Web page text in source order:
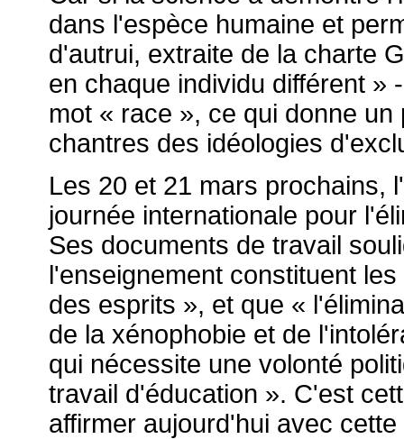
dans l'espèce humaine et
d'autrui, extraite de la charte
en chaque individu différent »
mot « race », ce qui donne
chantres des idéologies
Les 20 et 21 mars prochains,
journée internationale pour
Ses documents de travail
l'enseignement constituent
des esprits », et que «
de la xénophobie et de
qui nécessite une volonté
travail d'éducation ». C'est
affirmer aujourd'hui avec